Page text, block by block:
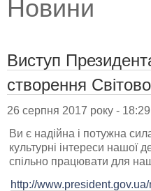
Новини
Виступ
створення
26 серпня 2017 року - 18:29
Ви є надійна і потужна
культурні інтереси нашої
спільно працювати для
http://